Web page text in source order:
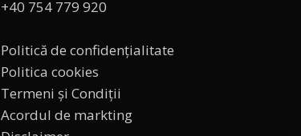
+40 754 779 920
Politică de confidențialitate
Politica cookies
Termeni și Condiții
Acordul de markting